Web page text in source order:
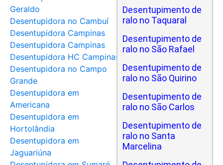
Geraldo
Desentupidora no Cambuí
Desentupidora Campinas
Desentupidora Campinas
Desentupidora HC Campinas
Desentupidora no Campo
Grande
Desentupidora em
Americana
Desentupidora em
Hortolândia
Desentupidora em
Jaguariúna
Desentupimento de
ralo no Taquaral
Desentupimento de
ralo no São Rafael
Desentupimento de
ralo no São Quirino
Desentupimento de
ralo no São Carlos
Desentupimento de
ralo no Santa
Marcelina